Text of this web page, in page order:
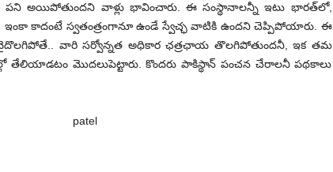
అయిపోతుందని వాళ్లు భావించారు. ఈ సంస్థానాలన్నీ ఇటు భారత్‌లో,
కాదంటే స్వతంత్రంగానూ ఉండే స్వేచ్ఛ వాటికి ఉందని చెప్పిపోయారు. ఈ
వైదొలగిపోతే.. వారి సర్వోన్నత అధికార ఛత్రఛాయ తొలగిపోతుందనీ, ఇక తమ
తేలియాడటం మొదలుపెట్టారు. కొందరు పాకిస్థాన్‌ పంచన చేరాలనీ పథకాలు